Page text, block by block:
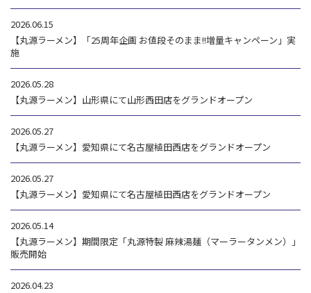
2026.06.15
【丸源ラーメン】「25周年企画 お値段そのまま!!増量キャンペーン」実
施
2026.05.28
【丸源ラーメン】山形県にて山形西田店をグランドオープン
2026.05.27
【丸源ラーメン】愛知県にて名古屋植田西店をグランドオープン
2026.05.27
【丸源ラーメン】愛知県にて名古屋植田西店をグランドオープン
2026.05.14
【丸源ラーメン】期間限定「丸源特製 麻辣湯麺（マーラータンメン）」
販売開始
2026.04.23